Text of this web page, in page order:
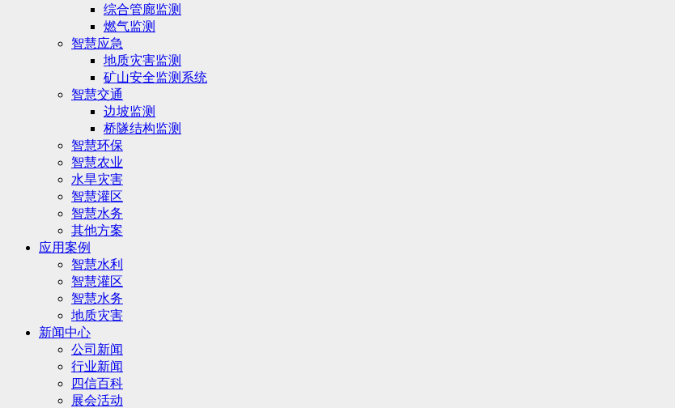
综合管廊监测
燃气监测
智慧应急
地质灾害监测
矿山安全监测系统
智慧交通
边坡监测
桥隧结构监测
智慧环保
智慧农业
水旱灾害
智慧灌区
智慧水务
其他方案
应用案例
智慧水利
智慧灌区
智慧水务
地质灾害
新闻中心
公司新闻
行业新闻
四信百科
展会活动